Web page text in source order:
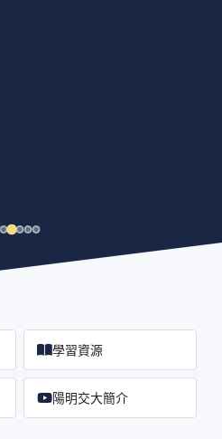
學習資源
陽明交大簡介
（另開視窗）